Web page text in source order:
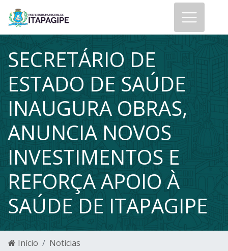
SECRETÁRIO DE
ESTADO DE SAÚDE
INAUGURA OBRAS,
ANUNCIA NOVOS
INVESTIMENTOS E
REFORÇA APOIO À
SAÚDE DE ITAPAGIPE
Início Notícias